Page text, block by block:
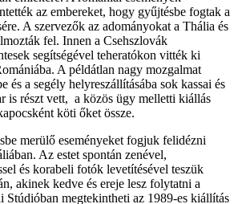
az embereket, hogy gyűjtésbe fogtak a
A szervezők az adományokat a Thália és
fel. Innen a Csehszlovák
segítségével teheratókon vitték ki
A példátlan nagy mozgalmat
és a segély helyreszállításába sok kassai és
is részt vett, a közös ügy melletti kiállás
köti őket össze.
merülő eseményeket fogjuk felidézni
Az estet spontán zenével,
és korabeli fotók levetítésével teszük
akinek kedve és ereje lesz folytatni a
Stúdióban megtekintheti az 1989-es kiállítás